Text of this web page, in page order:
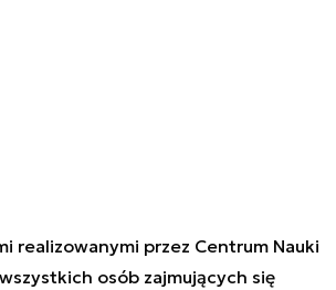
realizowanymi przez Centrum Nauki
osób zajmujących się